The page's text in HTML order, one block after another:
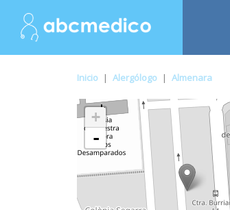
Inicio | Alergólogo | Almenara
+
-